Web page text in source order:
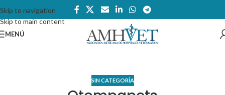
Skip to navigation
Skip to main content
MENÚ
SIN CATEGORÍA